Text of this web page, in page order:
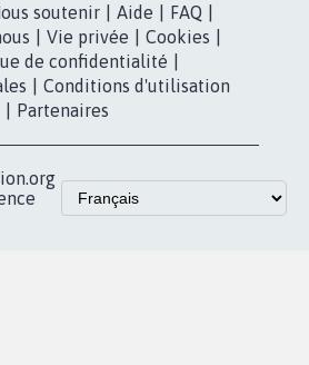
soutenir Aide FAQ
Vie privée Cookies
de confidentialité
Conditions d'utilisation
Partenaires